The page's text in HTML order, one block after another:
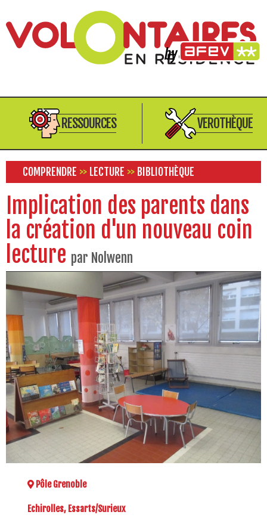
RESSOURCES VEROTHÈQUE
COMPRENDRE >> LECTURE >> BIBLIOTHÈQUE
Implication des parents dans
la création d'un nouveau coin
lecture par Nolwenn
Pôle Grenoble
Echirolles, Essarts/Surieux